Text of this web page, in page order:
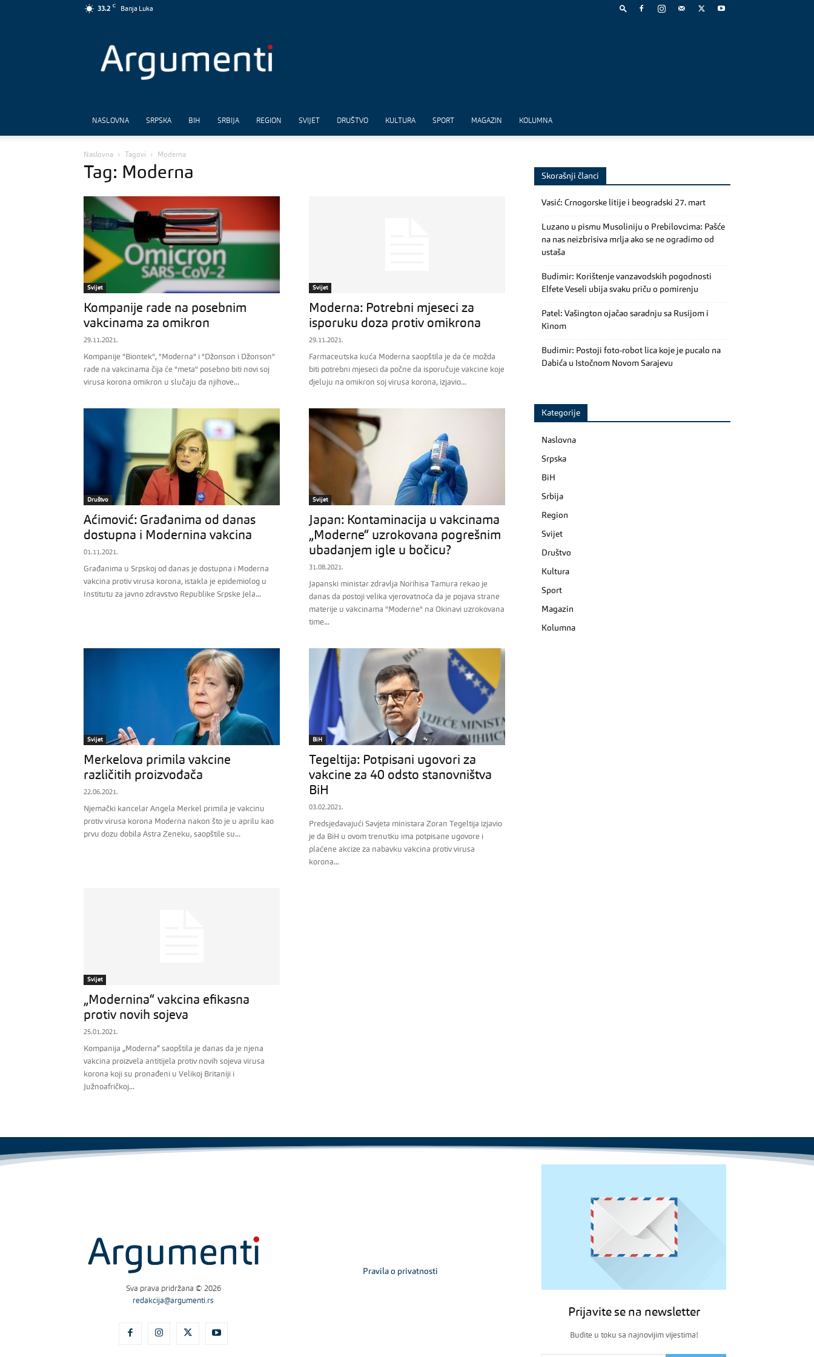
33.2
C
Banja Luka
NASLOVNA SRPSKA BIH SRBIJA REGION SVIJET DRUŠTVO KULTURA SPORT MAGAZIN KOLUMNA
Naslovna Tagovi Moderna
Tag: Moderna
Svijet
Kompanije rade na posebnim
vakcinama za omikron
29.11.2021.
Kompanije "Biontek", "Moderna" i "Džonson i Džonson"
rade na vakcinama čija će "meta" posebno biti novi soj
virusa korona omikron u slučaju da njihove...
Svijet
Moderna: Potrebni mjeseci za
isporuku doza protiv omikrona
29.11.2021.
Farmaceutska kuća Moderna saopštila je da će možda
biti potrebni mjeseci da počne da isporučuje vakcine koje
djeluju na omikron soj virusa korona, izjavio...
Društvo
Aćimović: Građanima od danas
dostupna i Modernina vakcina
01.11.2021.
Građanima u Srpskoj od danas je dostupna i Moderna
vakcina protiv virusa korona, istakla je epidemiolog u
Institutu za javno zdravstvo Republike Srpske Jela...
Svijet
Japan: Kontaminacija u vakcinama
„Moderne“ uzrokovana pogrešnim
ubadanjem igle u bočicu?
31.08.2021.
Japanski ministar zdravlja Norihisa Tamura rekao je
danas da postoji velika vjerovatnoća da je pojava strane
materije u vakcinama "Moderne" na Okinavi uzrokovana
time...
Svijet
Merkelova primila vakcine
različitih proizvođača
22.06.2021.
Njemački kancelar Angela Merkel primila je vakcinu
protiv virusa korona Moderna nakon što je u aprilu kao
prvu dozu dobila Astra Zeneku, saopštile su...
BiH
Tegeltija: Potpisani ugovori za
vakcine za 40 odsto stanovništva
BiH
03.02.2021.
Predsjedavajući Savjeta ministara Zoran Tegeltija izjavio
je da BiH u ovom trenutku ima potpisane ugovore i
plaćene akcize za nabavku vakcina protiv virusa
korona...
Svijet
„Modernina“ vakcina efikasna
protiv novih sojeva
25.01.2021.
Kompanija „Moderna“ saopštila je danas da je njena
vakcina proizvela antitijela protiv novih sojeva virusa
korona koji su pronađeni u Velikoj Britaniji i
Južnoafričkoj...
Skorašnji članci
Vasić: Crnogorske litije i beogradski 27. mart
Luzano u pismu Musoliniju o Prebilovcima: Pašće
na nas neizbrisiva mrlja ako se ne ogradimo od
ustaša
Budimir: Korištenje vanzavodskih pogodnosti
Elfete Veseli ubija svaku priču o pomirenju
Patel: Vašington ojačao saradnju sa Rusijom i
Kinom
Budimir: Postoji foto-robot lica koje je pucalo na
Dabića u Istočnom Novom Sarajevu
Kategorije
Naslovna
Srpska
BiH
Srbija
Region
Svijet
Društvo
Kultura
Sport
Magazin
Kolumna
Sva prava pridržana © 2026
redakcija@argumenti.rs
Pravila o privatnosti
Prijavite se na newsletter
Budite u toku sa najnovijim vijestima!